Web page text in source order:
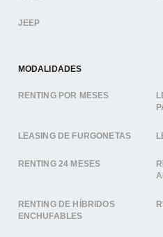
JEEP
MODALIDADES
RENTING POR MESES
LEASING DE FURGONETAS
RENTING 24 MESES
RENTING DE HÍBRIDOS
ENCHUFABLES